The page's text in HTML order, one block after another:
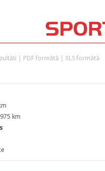
| PDF formātā | XLS formātā
km